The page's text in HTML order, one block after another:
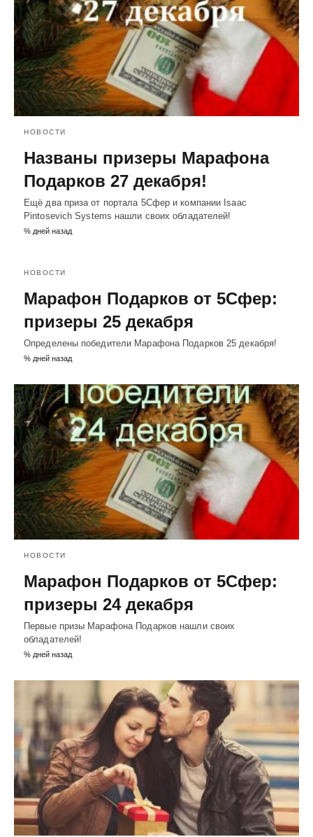
НОВОСТИ
Названы призеры Марафона
Подарков 27 декабря!
Ещё два приза от портала 5Сфер и компании Isaac
Pintosevich Systems нашли своих обладателей!
% дней назад
НОВОСТИ
Марафон Подарков от 5Сфер:
призеры 25 декабря
Определены победители Марафона Подарков 25 декабря!
% дней назад
НОВОСТИ
Марафон Подарков от 5Сфер:
призеры 24 декабря
Первые призы Марафона Подарков нашли своих
обладателей!
% дней назад